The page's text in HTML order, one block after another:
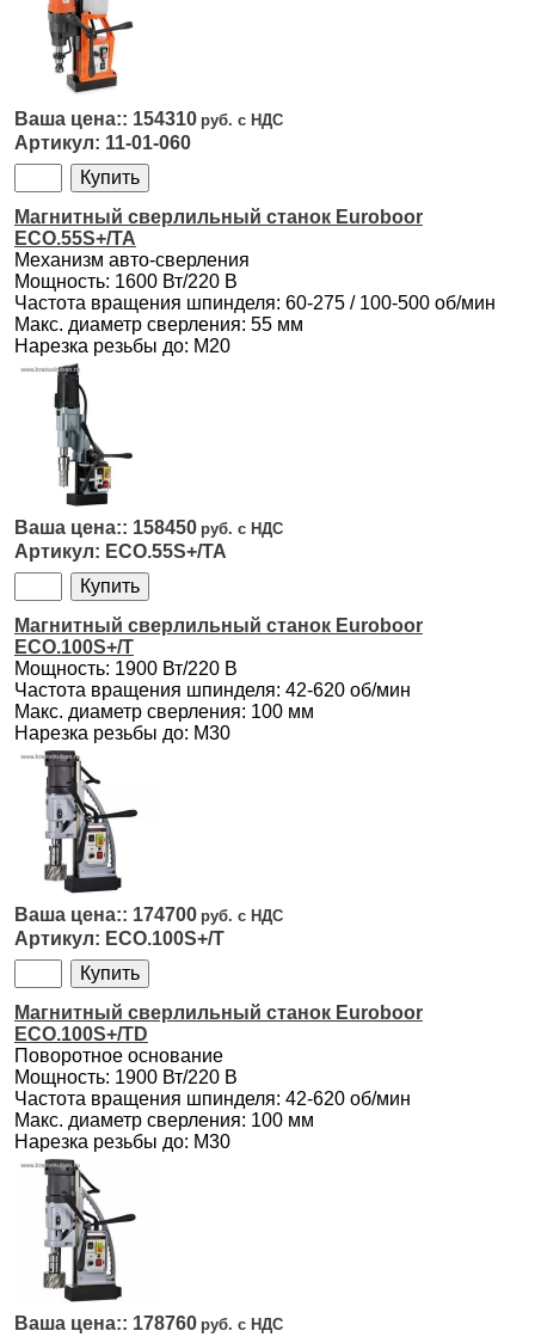
154310
11-01-060
Магнитный сверлильный станок Euroboor
ECO.55S+/TA
Механизм авто-сверления
Мощность: 1600 Вт/220 В
Частота вращения шпинделя: 60-275 / 100-500 об/мин
Макс. диаметр сверления: 55 мм
Нарезка резьбы до: М20
158450
ECO.55S+/TA
Магнитный сверлильный станок Euroboor
ECO.100S+/T
Мощность: 1900 Вт/220 В
Частота вращения шпинделя: 42-620 об/мин
Макс. диаметр сверления: 100 мм
Нарезка резьбы до: М30
174700
ECO.100S+/T
Магнитный сверлильный станок Euroboor
ECO.100S+/TD
Поворотное основание
Мощность: 1900 Вт/220 В
Частота вращения шпинделя: 42-620 об/мин
Макс. диаметр сверления: 100 мм
Нарезка резьбы до: М30
178760